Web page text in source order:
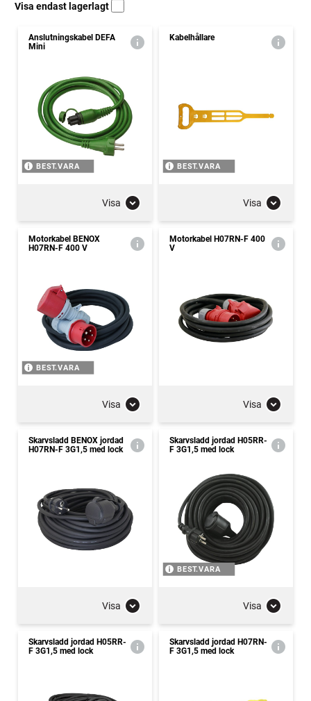
Visa endast lagerlagt
Anslutningskabel DEFA
Mini
BEST.VARA
Visa
Kabelhållare
BEST.VARA
Visa
Motorkabel BENOX
H07RN-F 400 V
BEST.VARA
Visa
Motorkabel H07RN-F 400
V
Visa
Skarvsladd BENOX jordad
H07RN-F 3G1,5 med lock
Visa
Skarvsladd jordad H05RR-
F 3G1,5 med lock
BEST.VARA
Visa
Skarvsladd jordad H05RR-
F 3G1,5 med lock
Skarvsladd jordad H07RN-
F 3G1,5 med lock